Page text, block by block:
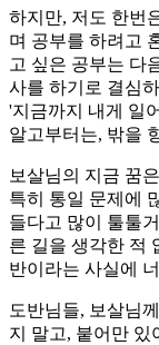
하지만, 저도 한번
며 공부를 하려고
고 싶은 공부는 다
사를 하기로 결심
'지금까지 내게 일
알고부터는, 밖을
보살님의 지금 꿈
특히 통일 문제에
들다고 많이 툴툴
른 길을 생각한 적
반이라는 사실에
도반님들, 보살님
지 말고, 붙어만 있